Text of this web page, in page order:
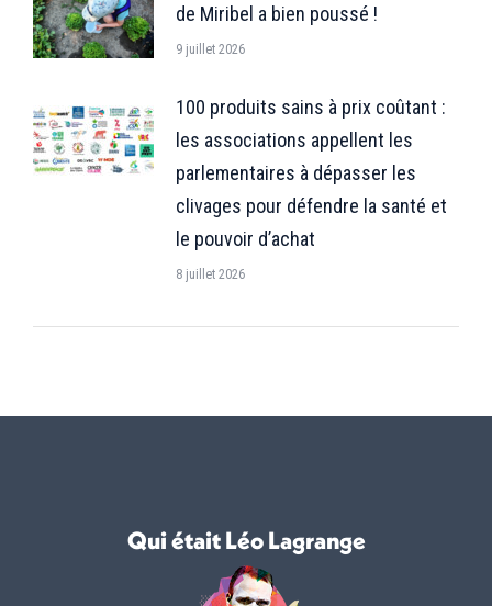
de Miribel a bien poussé !
9 juillet 2026
100 produits sains à prix coûtant :
les associations appellent les
parlementaires à dépasser les
clivages pour défendre la santé et
le pouvoir d’achat
8 juillet 2026
Qui était Léo Lagrange